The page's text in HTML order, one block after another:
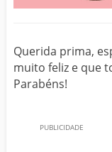
Querida prima,
muito feliz e que
Parabéns!